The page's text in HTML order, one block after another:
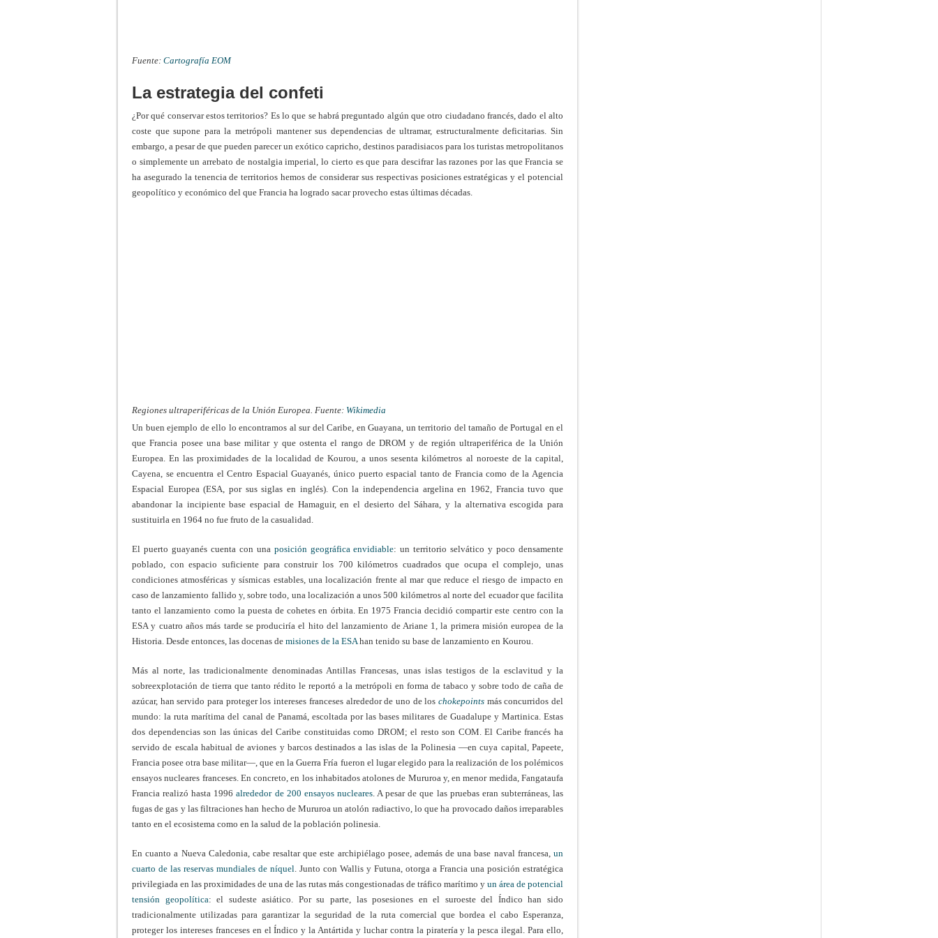
Fuente: Cartografía EOM
La estrategia del confeti
¿Por qué conservar estos territorios? Es lo que se habrá preguntado algún que otro ciudadano francés, dado el alto
coste que supone para la metrópoli mantener sus dependencias de ultramar, estructuralmente deficitarias. Sin
embargo, a pesar de que pueden parecer un exótico capricho, destinos paradisiacos para los turistas metropolitanos
o simplemente un arrebato de nostalgia imperial, lo cierto es que para descifrar las razones por las que Francia se
ha asegurado la tenencia de territorios hemos de considerar sus respectivas posiciones estratégicas y el potencial
geopolítico y económico del que Francia ha logrado sacar provecho estas últimas décadas.
Regiones ultraperiféricas de la Unión Europea. Fuente: Wikimedia
Un buen ejemplo de ello lo encontramos al sur del Caribe, en Guayana, un territorio del tamaño de Portugal en el
que Francia posee una base militar y que ostenta el rango de DROM y de región ultraperiférica de la Unión
Europea. En las proximidades de la localidad de Kourou, a unos sesenta kilómetros al noroeste de la capital,
Cayena, se encuentra el Centro Espacial Guayanés, único puerto espacial tanto de Francia como de la Agencia
Espacial Europea (ESA, por sus siglas en inglés). Con la independencia argelina en 1962, Francia tuvo que
abandonar la incipiente base espacial de Hamaguir, en el desierto del Sáhara, y la alternativa escogida para
sustituirla en 1964 no fue fruto de la casualidad.
El puerto guayanés cuenta con una posición geográfica envidiable: un territorio selvático y poco densamente
poblado, con espacio suficiente para construir los 700 kilómetros cuadrados que ocupa el complejo, unas
condiciones atmosféricas y sísmicas estables, una localización frente al mar que reduce el riesgo de impacto en
caso de lanzamiento fallido y, sobre todo, una localización a unos 500 kilómetros al norte del ecuador que facilita
tanto el lanzamiento como la puesta de cohetes en órbita. En 1975 Francia decidió compartir este centro con la
ESA y cuatro años más tarde se produciría el hito del lanzamiento de Ariane 1, la primera misión europea de la
Historia. Desde entonces, las docenas de misiones de la ESA han tenido su base de lanzamiento en Kourou.
Más al norte, las tradicionalmente denominadas Antillas Francesas, unas islas testigos de la esclavitud y la
sobreexplotación de tierra que tanto rédito le reportó a la metrópoli en forma de tabaco y sobre todo de caña de
azúcar, han servido para proteger los intereses franceses alrededor de uno de los chokepointsmás concurridos del
mundo: la ruta marítima del canal de Panamá, escoltada por las bases militares de Guadalupe y Martinica. Estas
dos dependencias son las únicas del Caribe constituidas como DROM; el resto son COM. El Caribe francés ha
servido de escala habitual de aviones y barcos destinados a las islas de la Polinesia —en cuya capital, Papeete,
Francia posee otra base militar—, que en la Guerra Fría fueron el lugar elegido para la realización de los polémicos
ensayos nucleares franceses. En concreto, en los inhabitados atolones de Mururoa y, en menor medida, Fangataufa
Francia realizó hasta 1996alrededor de 200 ensayos nucleares. A pesar de que las pruebas eran subterráneas, las
fugas de gas y las filtraciones han hecho de Mururoa un atolón radiactivo, lo que ha provocado daños irreparables
tanto en el ecosistema como en la salud de la población polinesia.
En cuanto a Nueva Caledonia, cabe resaltar que este archipiélago posee, además de una base naval francesa, un
cuarto de las reservas mundiales de níquel . Junto con Wallis y Futuna, otorga a Francia una posición estratégica
privilegiada en las proximidades de una de las rutas más congestionadas de tráfico marítimo y un área de potencial
tensión geopolítica: el sudeste asiático. Por su parte, las posesiones en el suroeste del Índico han sido
tradicionalmente utilizadas para garantizar la seguridad de la ruta comercial que bordea el cabo Esperanza,
proteger los intereses franceses en el Índico y la Antártida y luchar contra la piratería y la pesca ilegal. Para ello,